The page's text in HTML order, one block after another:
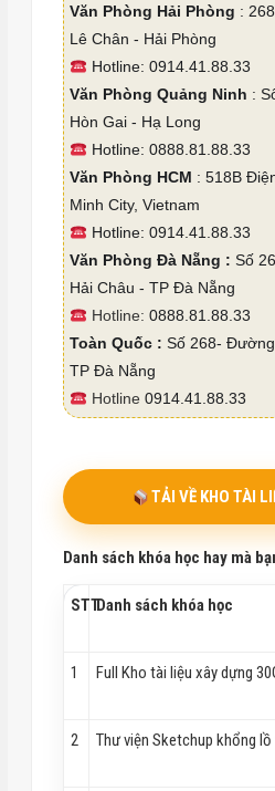
Văn Phòng Hải Phòng :
Lê Chân - Hải Phòng
Hotline: 0914.41.88.33
Văn Phòng Quảng Ninh :
Hòn Gai - Hạ Long
Hotline: 0888.81.88.33
Văn Phòng HCM : 518B
Minh City, Vietnam
Hotline: 0914.41.88.33
Văn Phòng Đà Nẵng : Số
Hải Châu - TP Đà Nẵng
Hotline:0888.81.88.33
Toàn Quốc : Số 268-
TP Đà Nẵng
Hotline0914.41.88.33
TẢI VỀ KHO TÀI
Danh sách khóa học hay mà
STTDanh sách khóa học
1 Full Kho tài liệu xây dựng
2 Thư viện Sketchup khổng lồ